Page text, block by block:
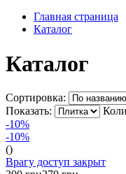
Главная страница
Каталог
Каталог
Сортировка:
Показать:
-10%
-10%
()
Врагу доступ закрыт